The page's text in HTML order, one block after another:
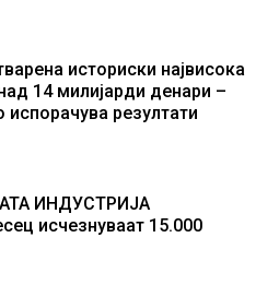
историски највисока
14 милијарди денари –
резултати
ИНДУСТРИЈА
исчезнуваат 15.000